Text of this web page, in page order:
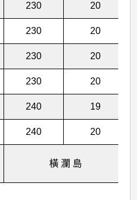
230 20
230 20
230 20
230 20
240 19
240 20
橫 瀾 島